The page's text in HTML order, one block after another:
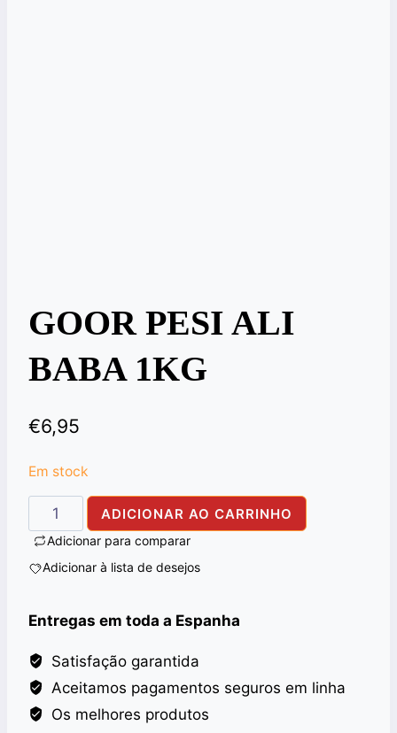
GOOR PESI ALI
BABA 1KG
€6,95
Em stock
Quantidade
de
PESI
BABA
1KG
ADICIONAR AO CARRINHO
Adicionar para comparar
Adicionar à lista de desejos
Entregas em toda a Espanha
Satisfação garantida
Aceitamos pagamentos seguros em linha
Os melhores produtos